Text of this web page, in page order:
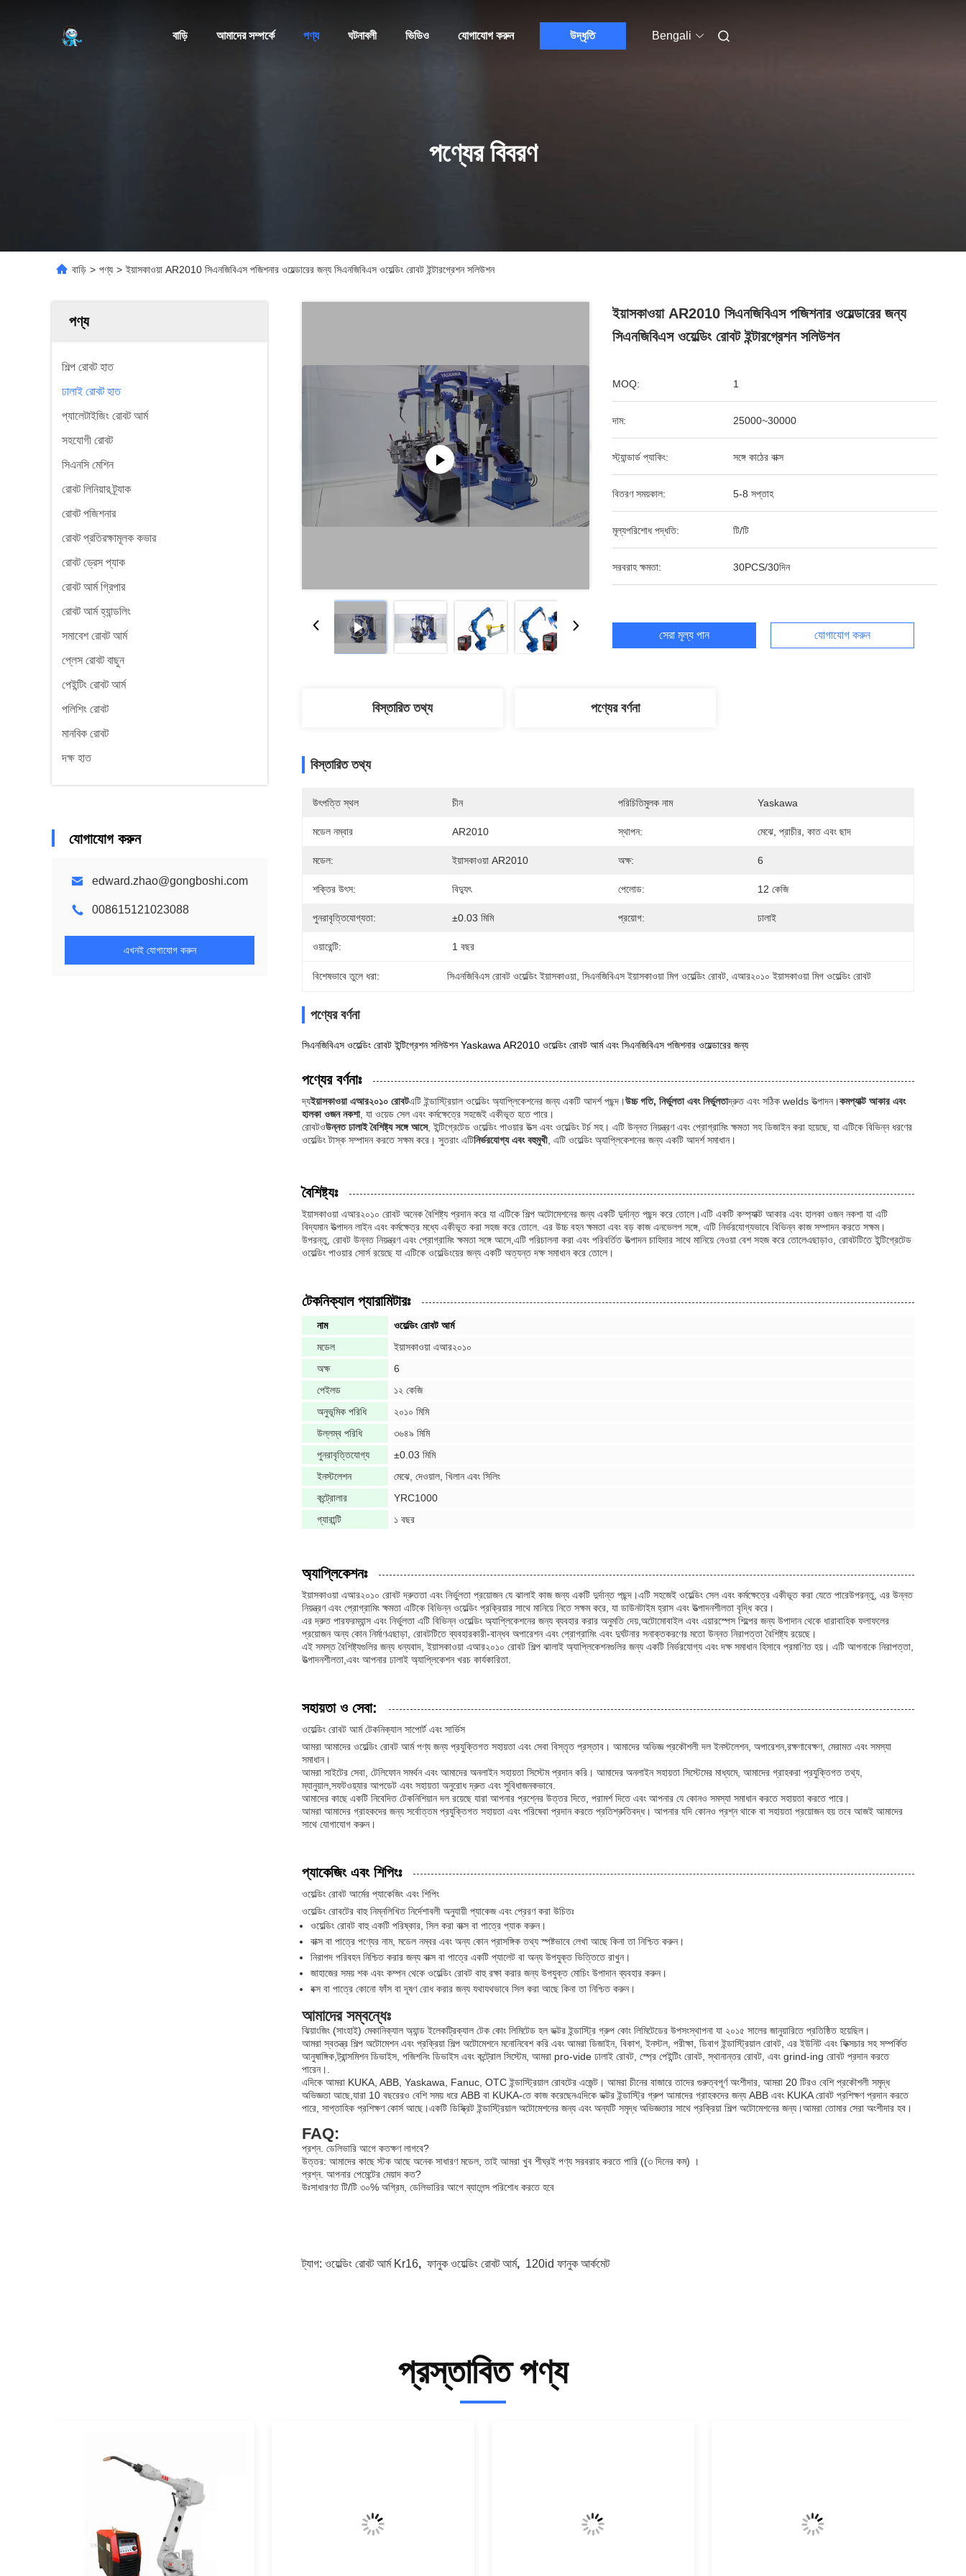
বাড়ি আমাদের সম্পর্কে পণ্য ঘটনাবলী ভিডিও যোগাযোগ করুন উদ্ধৃতি Bengali
পণ্যের বিবরণ
বাড়ি > পণ্য > ইয়াসকাওয়া AR2010 সিএনজিবিএস পজিশনার ওয়েল্ডারের জন্য সিএনজিবিএস ওয়েল্ডিং রোবট ইন্টারগ্রেশন সলিউশন
পণ্য
শিল্প রোবট হাত
ঢালাই রোবট হাত
প্যালেটাইজিং রোবট আর্ম
সহযোগী রোবট
সিএনসি মেশিন
রোবট লিনিয়ার ট্র্যাক
রোবট পজিশনার
রোবট প্রতিরক্ষামূলক কভার
রোবট ড্রেস প্যাক
রোবট আর্ম গ্রিপার
রোবট আর্ম হ্যান্ডলিং
সমাবেশ রোবট আর্ম
প্লেস রোবট বাছুন
পেইন্টিং রোবট আর্ম
পলিশিং রোবট
মানবিক রোবট
দক্ষ হাত
যোগাযোগ করুন
edward.zhao@gongboshi.com
008615121023088
এখনই যোগাযোগ করুন
ইয়াসকাওয়া AR2010 সিএনজিবিএস পজিশনার ওয়েল্ডারের জন্য
সিএনজিবিএস ওয়েল্ডিং রোবট ইন্টারগ্রেশন সলিউশন
MOQ: 1
দাম: 25000~30000
স্ট্যান্ডার্ড প্যাকিং: সঙ্গে কাঠের বাক্স
বিতরণ সময়কাল: 5-8 সপ্তাহ
মূল্যপরিশোধ পদ্ধতি: টি/টি
সরবরাহ ক্ষমতা: 30PCS/30দিন
সেরা মূল্য পান যোগাযোগ করুন
বিস্তারিত তথ্য পণ্যের বর্ণনা
বিস্তারিত তথ্য
উৎপত্তি স্থল চীন পরিচিতিমুলক নাম Yaskawa
মডেল নম্বার AR2010 স্থাপন: মেঝে, প্রাচীর, কাত এবং ছাদ
মডেল: ইয়াসকাওয়া AR2010 অক্ষ: 6
শক্তির উৎস: বিদ্যুৎ পেলোড: 12 কেজি
পুনরাবৃত্তিযোগ্যতা: ±0.03 মিমি প্রয়োগ: ঢালাই
ওয়ারেন্টি: 1 বছর
বিশেষভাবে তুলে ধরা: সিএনজিবিএস রোবট ওয়েল্ডিং ইয়াসকাওয়া , সিএনজিবিএস ইয়াসকাওয়া মিগ ওয়েল্ডিং রোবট , এআর২০১০ ইয়াসকাওয়া মিগ ওয়েল্ডিং রোবট
পণ্যের বর্ণনা
সিএনজিবিএস ওয়েল্ডিং রোবট ইন্টিগ্রেশন সলিউশন Yaskawa AR2010 ওয়েল্ডিং রোবট আর্ম এবং সিএনজিবিএস পজিশনার ওয়েল্ডারের জন্য
পণ্যের বর্ণনাঃ
দ্যইয়াসকাওয়া এআর২০১০ রোবটএটি ইন্ডাস্ট্রিয়াল ওয়েল্ডিং অ্যাপ্লিকেশনের জন্য একটি আদর্শ পছন্দ।উচ্চ গতি, নির্ভুলতা এবং নির্ভুলতাদ্রুত এবং সঠিক welds উত্পাদন।কমপ্যাক্ট আকার এবং
হালকা ওজন নকশা, যা ওয়েড সেল এবং কর্মক্ষেত্রে সহজেই একীভূত হতে পারে।
রোবটওউন্নত ঢালাই বৈশিষ্ট্য সঙ্গে আসে, ইন্টিগ্রেটেড ওয়েল্ডিং পাওয়ার উত্স এবং ওয়েল্ডিং টর্চ সহ। এটি উন্নত নিয়ন্ত্রণ এবং প্রোগ্রামিং ক্ষমতা সহ ডিজাইন করা হয়েছে, যা এটিকে বিভিন্ন ধরণের
ওয়েল্ডিং টাস্ক সম্পাদন করতে সক্ষম করে। সুতরাং এটিনির্ভরযোগ্য এবং বহুমুখী , এটি ওয়েল্ডিং অ্যাপ্লিকেশনের জন্য একটি আদর্শ সমাধান।
বৈশিষ্ট্যঃ
ইয়াসকাওয়া এআর২০১০ রোবট অনেক বৈশিষ্ট্য প্রদান করে যা এটিকে শিল্প অটোমেশনের জন্য একটি দুর্দান্ত পছন্দ করে তোলে।এটি একটি কম্প্যাক্ট আকার এবং হালকা ওজন নকশা যা এটি
বিদ্যমান উত্পাদন লাইন এবং কর্মক্ষেত্র মধ্যে একীভূত করা সহজ করে তোলে. এর উচ্চ বহন ক্ষমতা এবং বড় কাজ এনভেলপ সঙ্গে, এটি নির্ভরযোগ্যভাবে বিভিন্ন কাজ সম্পাদন করতে সক্ষম।
উপরন্তু, রোবট উন্নত নিয়ন্ত্রণ এবং প্রোগ্রামিং ক্ষমতা সঙ্গে আসে,এটি পরিচালনা করা এবং পরিবর্তিত উত্পাদন চাহিদার সাথে মানিয়ে নেওয়া বেশ সহজ করে তোলেএছাড়াও, রোবটটিতে ইন্টিগ্রেটেড
ওয়েল্ডিং পাওয়ার সোর্স রয়েছে যা এটিকে ওয়েল্ডিংয়ের জন্য একটি অত্যন্ত দক্ষ সমাধান করে তোলে।
টেকনিক্যাল প্যারামিটারঃ
নাম
ওয়েল্ডিং রোবট আর্ম
মডেল
ইয়াসকাওয়া এআর২০১০
অক্ষ
6
পেইলড
১২ কেজি
অনুভূমিক পরিধি
২০১০ মিমি
উল্লম্ব পরিধি
৩৬৪৯ মিমি
পুনরাবৃত্তিযোগ্য
±0.03 মিমি
ইনস্টলেশন
মেঝে, দেওয়াল, খিলান এবং সিলিং
কন্ট্রোলার
YRC1000
গ্যারান্টি
১ বছর
অ্যাপ্লিকেশনঃ
ইয়াসকাওয়া এআর২০১০ রোবট দ্রুততা এবং নির্ভুলতা প্রয়োজন যে ঝালাই কাজ জন্য একটি দুর্দান্ত পছন্দ।এটি সহজেই ওয়েল্ডিং সেল এবং কর্মক্ষেত্রে একীভূত করা যেতে পারেউপরন্তু, এর উন্নত
নিয়ন্ত্রণ এবং প্রোগ্রামিং ক্ষমতা এটিকে বিভিন্ন ওয়েল্ডিং প্রক্রিয়ার সাথে মানিয়ে নিতে সক্ষম করে, যা ডাউনটাইম হ্রাস এবং উত্পাদনশীলতা বৃদ্ধি করে।
এর দ্রুত পারফরম্যান্স এবং নির্ভুলতা এটি বিভিন্ন ওয়েল্ডিং অ্যাপ্লিকেশনের জন্য ব্যবহার করার অনুমতি দেয়,অটোমোবাইল এবং এয়ারস্পেস শিল্পের জন্য উপাদান থেকে ধারাবাহিক ফলাফলের
প্রয়োজন অন্য কোন নির্মাণএছাড়া, রোবটটিতে ব্যবহারকারী-বান্ধব অপারেশন এবং প্রোগ্রামিং এবং দুর্ঘটনার সনাক্তকরণের মতো উন্নত নিরাপত্তা বৈশিষ্ট্য রয়েছে।
এই সমস্ত বৈশিষ্ট্যগুলির জন্য ধন্যবাদ, ইয়াসকাওয়া এআর২০১০ রোবট শিল্প ঝালাই অ্যাপ্লিকেশনগুলির জন্য একটি নির্ভরযোগ্য এবং দক্ষ সমাধান হিসাবে প্রমাণিত হয়। এটি আপনাকে নিরাপত্তা,
উত্পাদনশীলতা,এবং আপনার ঢালাই অ্যাপ্লিকেশন খরচ কার্যকারিতা.
সহায়তা ও সেবা:
ওয়েল্ডিং রোবট আর্ম টেকনিক্যাল সাপোর্ট এবং সার্ভিস
আমরা আমাদের ওয়েল্ডিং রোবট আর্ম পণ্য জন্য প্রযুক্তিগত সহায়তা এবং সেবা বিস্তৃত প্রস্তাব। আমাদের অভিজ্ঞ প্রকৌশলী দল ইনস্টলেশন, অপারেশন,রক্ষণাবেক্ষণ, মেরামত এবং সমস্যা
সমাধান।
আমরা সাইটের সেবা, টেলিফোন সমর্থন এবং আমাদের অনলাইন সহায়তা সিস্টেম প্রদান করি। আমাদের অনলাইন সহায়তা সিস্টেমের মাধ্যমে, আমাদের গ্রাহকরা প্রযুক্তিগত তথ্য,
ম্যানুয়াল,সফটওয়্যার আপডেট এবং সহায়তা অনুরোধ দ্রুত এবং সুবিধাজনকভাবে.
আমাদের কাছে একটি নিবেদিত টেকনিশিয়ান দল রয়েছে যারা আপনার প্রশ্নের উত্তর দিতে, পরামর্শ দিতে এবং আপনার যে কোনও সমস্যা সমাধান করতে সহায়তা করতে পারে।
আমরা আমাদের গ্রাহকদের জন্য সর্বোত্তম প্রযুক্তিগত সহায়তা এবং পরিষেবা প্রদান করতে প্রতিশ্রুতিবদ্ধ। আপনার যদি কোনও প্রশ্ন থাকে বা সহায়তা প্রয়োজন হয় তবে আজই আমাদের
সাথে যোগাযোগ করুন।
প্যাকেজিং এবং শিপিংঃ
ওয়েল্ডিং রোবট আর্মের প্যাকেজিং এবং শিপিং
ওয়েল্ডিং রোবটের বাহু নিম্নলিখিত নির্দেশাবলী অনুযায়ী প্যাকেজ এবং প্রেরণ করা উচিতঃ
ওয়েল্ডিং রোবট বাহু একটি পরিষ্কার, সিল করা বাক্স বা পাত্রে প্যাক করুন।
বাক্স বা পাত্রে পণ্যের নাম, মডেল নম্বর এবং অন্য কোন প্রাসঙ্গিক তথ্য স্পষ্টভাবে লেখা আছে কিনা তা নিশ্চিত করুন।
নিরাপদ পরিবহন নিশ্চিত করার জন্য বাক্স বা পাত্রে একটি প্যালেট বা অন্য উপযুক্ত ভিত্তিতে রাখুন।
জাহাজের সময় শক এবং কম্পন থেকে ওয়েল্ডিং রোবট বাহু রক্ষা করার জন্য উপযুক্ত মোচিং উপাদান ব্যবহার করুন।
বক্স বা পাত্রে কোনো ফাঁস বা দূষণ রোধ করার জন্য যথাযথভাবে সিল করা আছে কিনা তা নিশ্চিত করুন।
আমাদের সম্বন্ধেঃ
ঝিয়াংজিং (সাংহাই) মেকানিক্যাল অ্যান্ড ইলেকট্রিক্যাল টেক কোং লিমিটেড হল ডক্টর ইন্ডাস্ট্রি গ্রুপ কোং লিমিটেডের উপসংস্থাপনা যা ২০১৫ সালের জানুয়ারিতে প্রতিষ্ঠিত হয়েছিল।
আমরা স্বতন্ত্র শিল্প অটোমেশন এবং প্রক্রিয়া শিল্প অটোমেশনে মনোনিবেশ করি এবং আমরা ডিজাইন, বিকাশ, ইনস্টল, পরীক্ষা, ডিবাগ ইন্ডাস্ট্রিয়াল রোবট, এর ইউনিট এবং ফিক্সচার সহ সম্পর্কিত
আনুষাঙ্গিক,ট্রান্সমিশন ডিভাইস, পজিশনিং ডিভাইস এবং কন্ট্রোল সিস্টেম, আমরা pro-vide ঢালাই রোবট, স্প্রে পেইন্টিং রোবট, স্থানান্তর রোবট, এবং grind-ing রোবট প্রদান করতে
পারেন।.
এদিকে আমরা KUKA, ABB, Yaskawa, Fanuc, OTC ইন্ডাস্ট্রিয়াল রোবটের এজেন্ট। আমরা চীনের বাজারে তাদের গুরুত্বপূর্ণ অংশীদার, আমরা 20 টিরও বেশি প্রকৌশলী সমৃদ্ধ
অভিজ্ঞতা আছে,যারা 10 বছরেরও বেশি সময় ধরে ABB বা KUKA-তে কাজ করেছেনএদিকে ডক্টর ইন্ডাস্ট্রি গ্রুপ আমাদের গ্রাহকদের জন্য ABB এবং KUKA রোবট প্রশিক্ষণ প্রদান করতে
পারে, সাপ্তাহিক প্রশিক্ষণ কোর্স আছে।একটি ডিস্ক্রিট ইন্ডাস্ট্রিয়াল অটোমেশনের জন্য এবং অন্যটি সমৃদ্ধ অভিজ্ঞতার সাথে প্রক্রিয়া শিল্প অটোমেশনের জন্য।আমরা তোমার সেরা অংশীদার হব।
FAQ:
প্রশ্ন. ডেলিভারি আগে কতক্ষণ লাগবে?
উত্তর: আমাদের কাছে স্টক আছে অনেক সাধারণ মডেল, তাই আমরা খুব শীঘ্রই পণ্য সরবরাহ করতে পারি ((৩ দিনের কম) ।
প্রশ্ন. আপনার পেমেন্টের মেয়াদ কত?
উঃসাধারণত টি/টি ৩০% অগ্রিম, ডেলিভারির আগে ব্যালেন্স পরিশোধ করতে হবে
ট্যাগ: ওয়েল্ডিং রোবট আর্ম Kr16, ফানুক ওয়েল্ডিং রোবট আর্ম, 120id ফানুক আর্কমেট
প্রস্তাবিত পণ্য